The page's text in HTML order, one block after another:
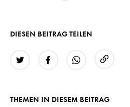
DIESEN BEITRAG TEILEN
THEMEN IN DIESEM BEITRAG